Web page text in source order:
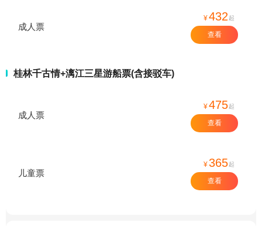
成人票
¥432 起
查看
桂林千古情+漓江三星游船票(含接驳车)
成人票
¥475起
查看
儿童票
¥365起
查看